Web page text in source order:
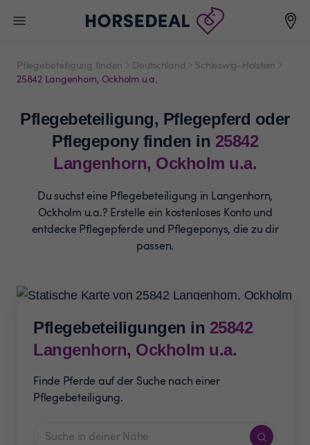
Pflegebeteiligung finden Deutschland
Schleswig-Holstein
25842 Langenhorn, Ockholm u.a.
Pflegebeteiligung, Pflegepferd oder
Pflegepony finden in 25842
Langenhorn, Ockholm u.a.
Du suchst eine Pflegebeteiligung in Langenhorn,
Ockholm u.a.? Erstelle ein kostenloses Konto und
entdecke Pflegepferde und Pflegeponys, die zu dir
passen.
Pflegebeteiligungen in 25842
Langenhorn, Ockholm u.a.
Finde Pferde auf der Suche nach einer
Pflegebeteiligung.